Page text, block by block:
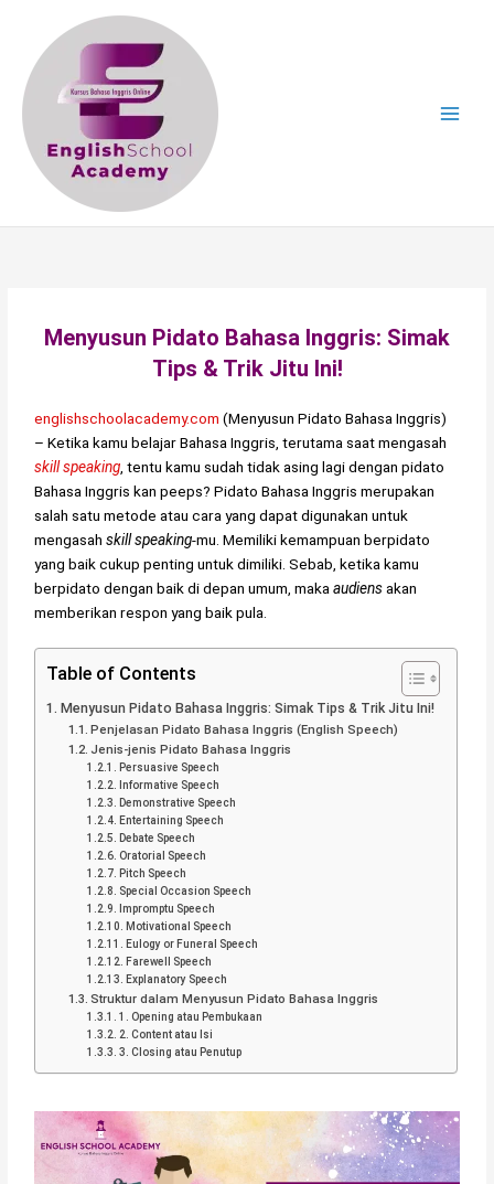
content
Menyusun Pidato Bahasa Inggris: Simak
Tips & Trik Jitu Ini!
englishschoolacademy.com (Menyusun Pidato Bahasa Inggris)
– Ketika kamu belajar Bahasa Inggris, terutama saat mengasah
skill speaking , tentu kamu sudah tidak asing lagi dengan pidato
Bahasa Inggris kan peeps? Pidato Bahasa Inggris merupakan
salah satu metode atau cara yang dapat digunakan untuk
mengasahskill speaking-mu. Memiliki kemampuan berpidato
yang baik cukup penting untuk dimiliki. Sebab, ketika kamu
berpidato dengan baik di depan umum, makaaudiensakan
memberikan respon yang baik pula.
Table of Contents
Menyusun Pidato Bahasa Inggris: Simak Tips & Trik Jitu Ini!
Penjelasan Pidato Bahasa Inggris (English Speech)
Jenis-jenis Pidato Bahasa Inggris
Persuasive Speech
Informative Speech
Demonstrative Speech
Entertaining Speech
Debate Speech
Oratorial Speech
Pitch Speech
Special Occasion Speech
Impromptu Speech
Motivational Speech
Eulogy or Funeral Speech
Farewell Speech
Explanatory Speech
Struktur dalam Menyusun Pidato Bahasa Inggris
1. Opening atau Pembukaan
2. Content atau Isi
3. Closing atau Penutup